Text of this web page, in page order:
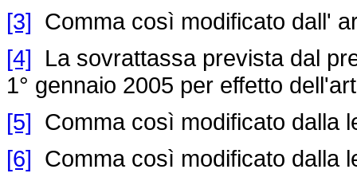
[3] Comma così modificato dall'
[4] La sovrattassa prevista dal
1° gennaio 2005 per effetto
[5] Comma così modificato dalla
[6] Comma così modificato dalla